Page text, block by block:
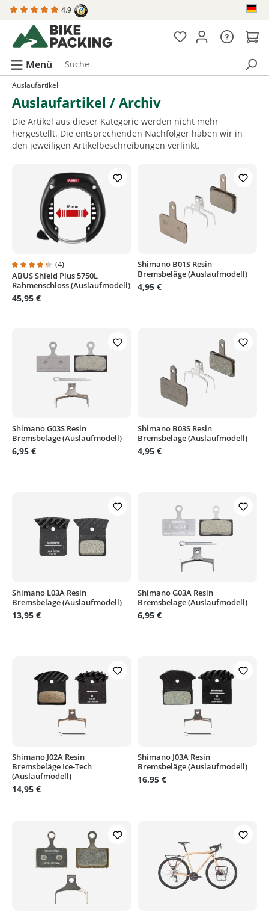
springen 4.9
Menü
Auslaufartikel
Auslaufartikel / Archiv
Die Artikel aus dieser Kategorie werden nicht mehr
hergestellt. Die entsprechenden Nachfolger haben wir in
den jeweiligen Artikelbeschreibungen verlinkt.
Durchschnittliche Bewertung von 4.2 von 5 Sternen
(4)
ABUS Shield Plus 5750L
Rahmenschloss (Auslaufmodell)
45,95 €
Shimano B01S Resin
Bremsbeläge (Auslaufmodell)
4,95 €
Shimano G03S Resin
Bremsbeläge (Auslaufmodell)
6,95 €
Shimano B03S Resin
Bremsbeläge (Auslaufmodell)
4,95 €
Shimano L03A Resin
Bremsbeläge (Auslaufmodell)
13,95 €
Shimano G03A Resin
Bremsbeläge (Auslaufmodell)
6,95 €
Shimano J02A Resin
Bremsbeläge Ice-Tech
(Auslaufmodell)
14,95 €
Shimano J03A Resin
Bremsbeläge (Auslaufmodell)
16,95 €